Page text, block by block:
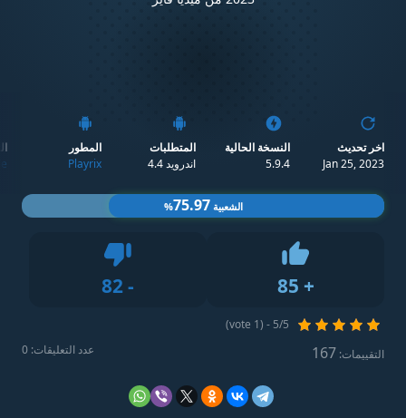
اخر تحديث
Jan 25, 2023
النسخة الحالية
5.9.4
المتطلبات
اندرويد 4.4
المطور
Playrix
+
85
Like
-
82
Dislike
5/5 - (1 vote)
التقييمات: 167 عدد التعليقات: 0
الشعبية75.97
%